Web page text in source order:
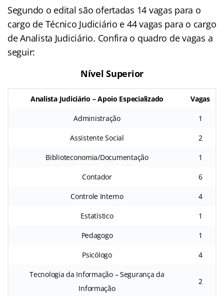
Segundo o edital são ofertadas 14 vagas para o
cargo de Técnico Judiciário e 44 vagas para o cargo
de Analista Judiciário. Confira o quadro de vagas a
seguir:
Nível Superior
Analista Judiciário – Apoio Especializado Vagas
Administração 1
Assistente Social 2
Biblioteconomia/Documentação 1
Contador 6
Controle Interno 4
Estatístico 1
Pedagogo 1
Psicólogo 4
Tecnologia da Informação – Segurança da
Informação
2